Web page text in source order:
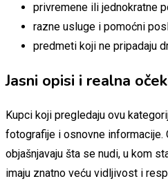
privremene ili jednokratne
razne usluge i pomoćni
predmeti koji ne pripadaju
Jasni opisi i realna
Kupci koji pregledaju ovu
fotografije i osnovne informacije.
objašnjavaju šta se nudi, u kom
imaju znatno veću vidljivost i